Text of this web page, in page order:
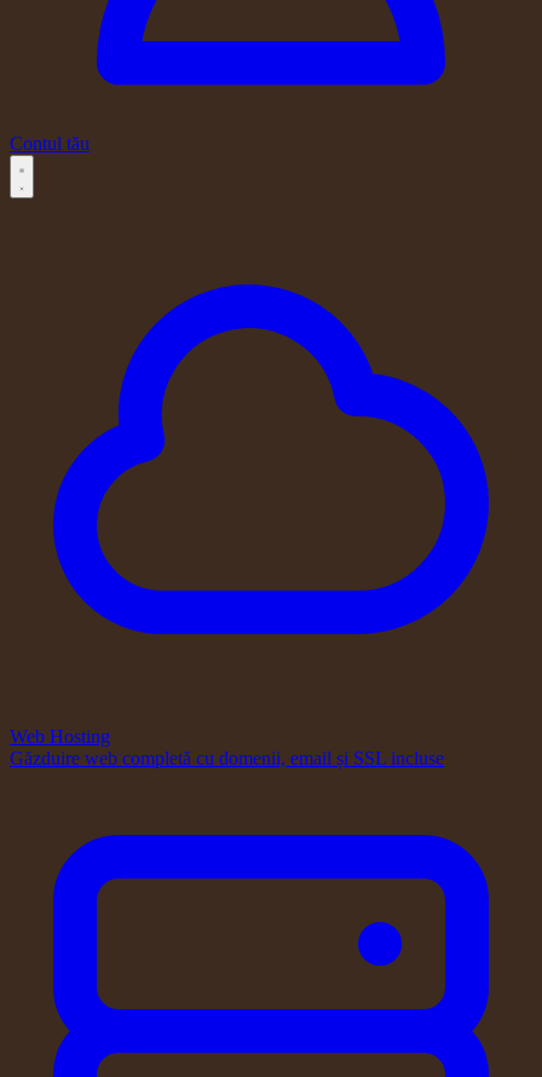
Contul tău
Web Hosting
Găzduire web completă cu domenii, email și SSL incluse